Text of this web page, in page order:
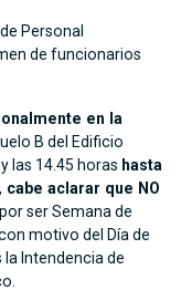
Personal
de funcionarios
en la
B del Edificio
las 14.45 horas hasta
cabe aclarar que NO
ser Semana de
motivo del Día de
Intendencia de